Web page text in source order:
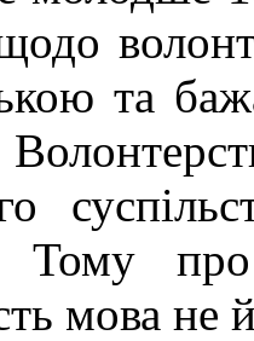
та
про
мова не